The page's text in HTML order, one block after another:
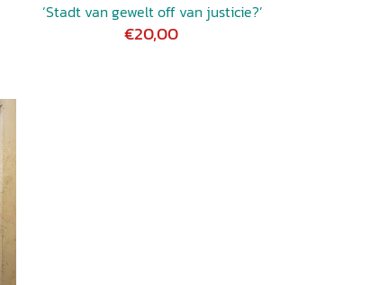
‘Stadt van gewelt off van justicie?’
€20,00